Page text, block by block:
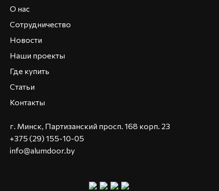
О нас
Сотрудничество
Новости
Наши проекты
Где купить
Статьи
Контакты
г. Минск, Партизанский просп. 168 корп. 23
+375 (29) 155-10-05
info@alumdoor.by